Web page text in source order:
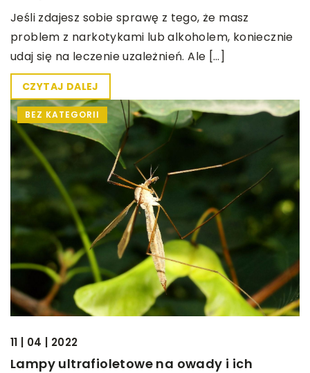
Jeśli zdajesz sobie sprawę z tego, że masz
problem z narkotykami lub alkoholem, koniecznie
udaj się na leczenie uzależnień. Ale […]
CZYTAJ DALEJ
BEZ KATEGORII
11 | 04 | 2022
Lampy ultrafioletowe na owady i ich